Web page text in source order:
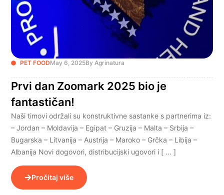
PET FOODMay 6, 2025By Agrinatura
Prvi dan Zoomark 2025 bio je
fantastičan!
Naši timovi održali su konstruktivne sastanke s partnerima iz:
– Jordan – Moldavija – Egipat – Gruzija – Malta – Srbija –
Bugarska – Litvanija – Austrija – Maroko – Grčka – Libija –
Albanija Novi dogovori, distribucijski ugovori i [ ... ]
Pročitaj više